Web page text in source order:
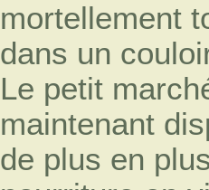
mortellement
dans un
Le petit
maintenant
de plus en